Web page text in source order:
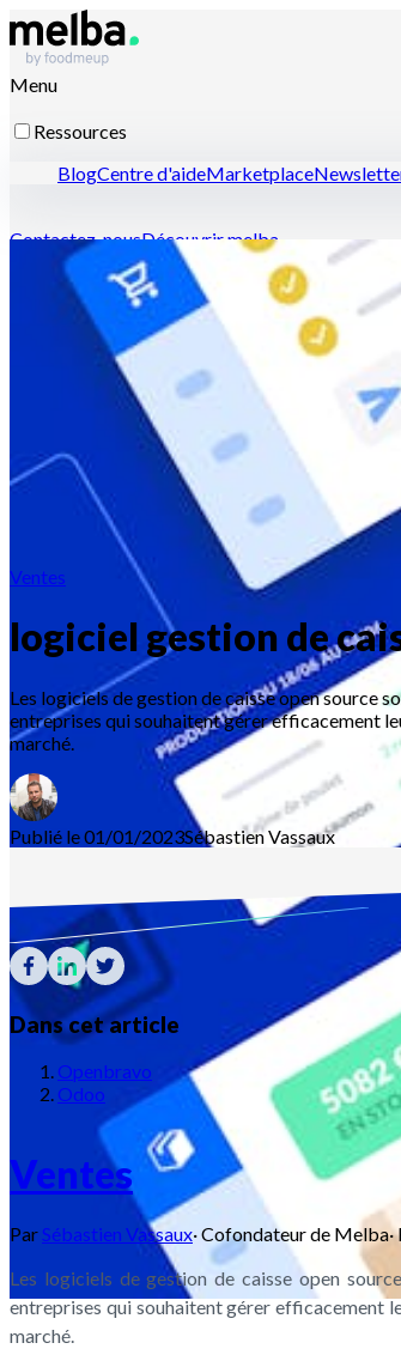
Menu
Ressources
BlogCentre d'aideMarketplace
Contactez-nousDécouvrir melba
Ventes
logiciel gestion de
Les logiciels de gestion de caisse open source
entreprises qui souhaitent gérer efficacement
marché.
Publié le 01/01/2023SébastienVassaux
Dans cet article
Openbravo
Odoo
Ventes
ParSébastien Vassaux·Cofondateur de Melba·
Les logiciels de gestion de caisse open
entreprises qui souhaitent gérer efficacement
marché.